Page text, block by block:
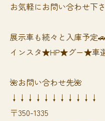
お気軽にお問い合わせ下
展示車も続々と入庫予定🚗
インスタ★HP★グー★車
🌺お問い合わせ先🌺
↓↓↓↓↓↓↓↓↓↓↓
〒350-1335